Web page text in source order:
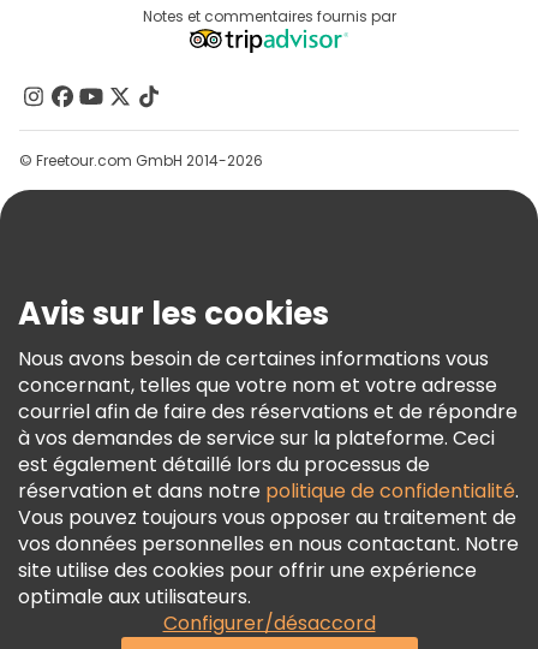
Programme D’affiliation
Contactez-Nous
Groupes
Aide
Conditions Générales Et Mentions Légales
Politique En Matière De Cookies
Freetour Prix
Programme De Fidélité
Notes et commentaires fournis par
© Freetour.com GmbH 2014-2026
Avis sur les cookies
Nous avons besoin de certaines informations vous
concernant, telles que votre nom et votre adresse
courriel afin de faire des réservations et de répondre
à vos demandes de service sur la plateforme. Ceci
est également détaillé lors du processus de
réservation et dans notre politique de confidentialité.
Vous pouvez toujours vous opposer au traitement de
vos données personnelles en nous contactant. Notre
site utilise des cookies pour offrir une expérience
optimale aux utilisateurs.
Configurer/désaccord